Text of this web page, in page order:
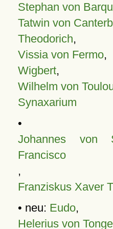
Stephan von
Tatwin von
Theodorich,
Vissia von Fermo,
Wigbert,
Wilhelm von
Synaxarium
•
Johannes von
Francisco
,
Franziskus Xaver
• neu: Eudo,
Helerius von